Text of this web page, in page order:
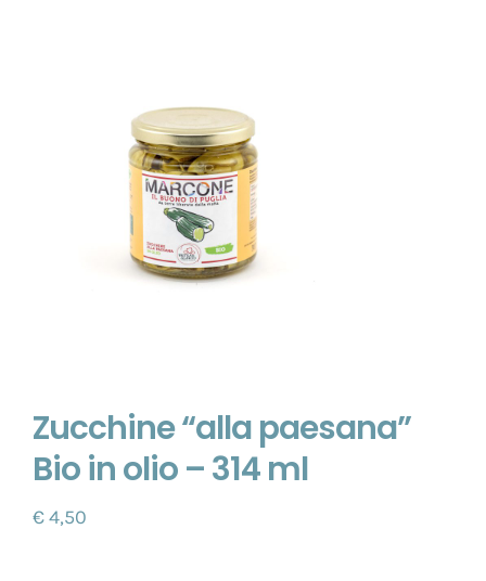
Zucchine “alla paesana”
Bio in olio – 314 ml
€4,50